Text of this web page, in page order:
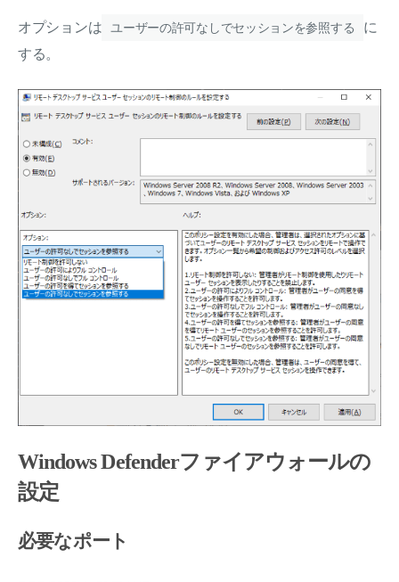
オプションは ユーザーの許可なしでセッションを参照する
に
する。
Windows Defenderファイアウォールの
設定
必要なポート